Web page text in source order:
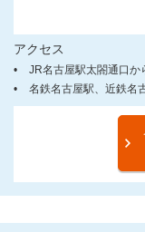
アクセス
JR名古屋駅太閤通口か
名鉄名古屋駅、近鉄名